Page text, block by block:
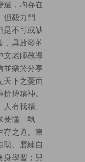
遷，均存在
但毅力鬥
是不可或缺
，具啟發的
文老師教導
並樂於分享
天下之憂而
搏精神。
有我精、
要懂「執
存之道。東
助、磨練自
身學習；兒